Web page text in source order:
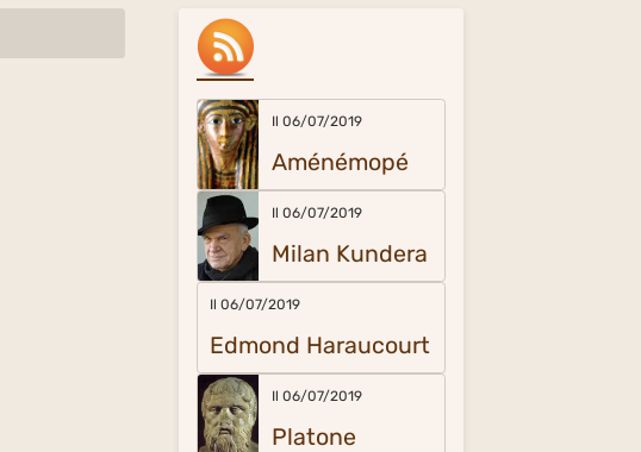
Il 06/07/2019
Aménémopé
Il 06/07/2019
Milan Kundera
Il 06/07/2019
Edmond Haraucourt
Il 06/07/2019
Platone